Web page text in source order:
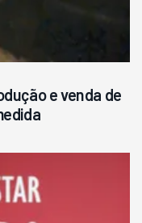
e venda de